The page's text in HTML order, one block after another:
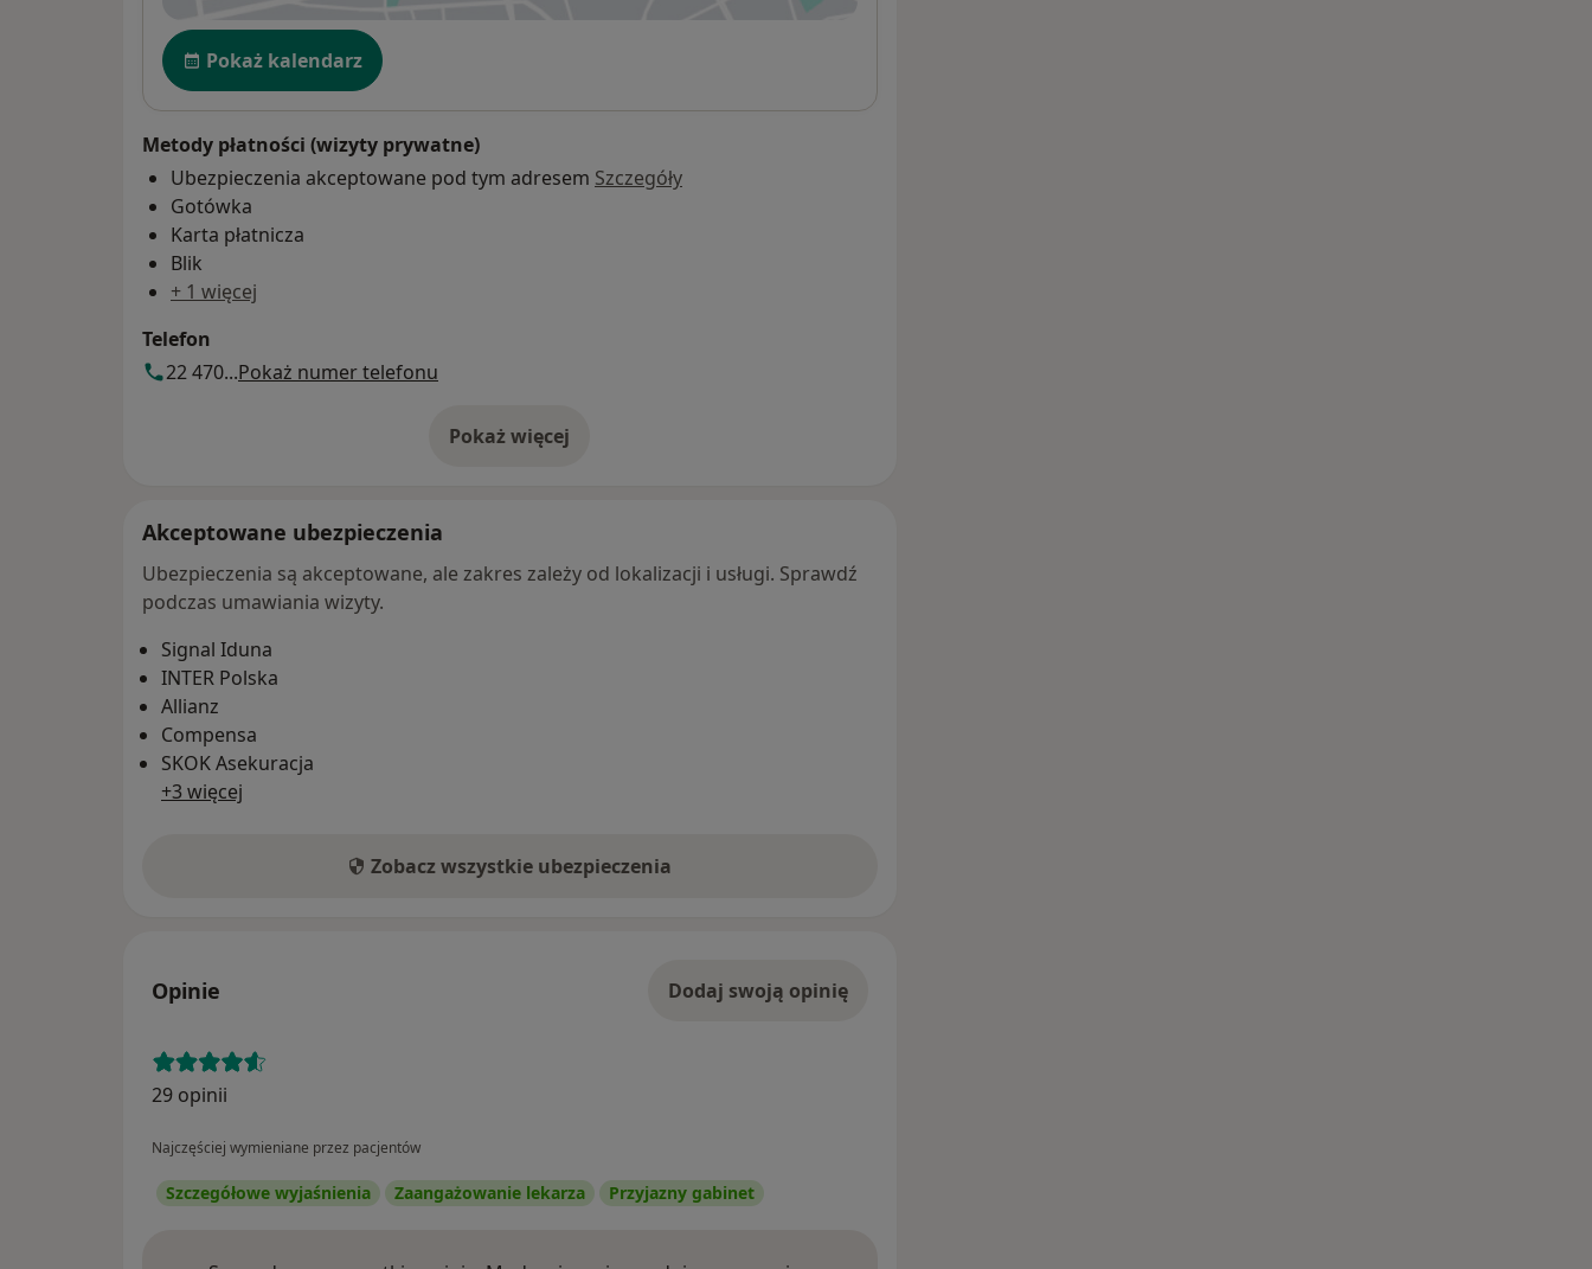
Dostępność
Pokaż kalendarz
Metody płatności (wizyty prywatne)
Ubezpieczenia akceptowane pod tym adresem Szczegóły
Gotówka
Karta płatnicza
Blik
+ 1 więcej
Telefon
22 470...Pokaż numer telefonu
Pokaż więcej
o adresie
Akceptowane ubezpieczenia
Ubezpieczenia są akceptowane, ale zakres zależy od lokalizacji i usługi. Sprawdź
podczas umawiania wizyty.
Signal Iduna
INTER Polska
Allianz
Compensa
SKOK Asekuracja
+3 więcej
Zobacz wszystkie ubezpieczenia
Opinie Dodaj swoją opinię
29 opinii
Najczęściej wymieniane przez pacjentów
Szczegółowe wyjaśnienia Zaangażowanie lekarza Przyjazny gabinet